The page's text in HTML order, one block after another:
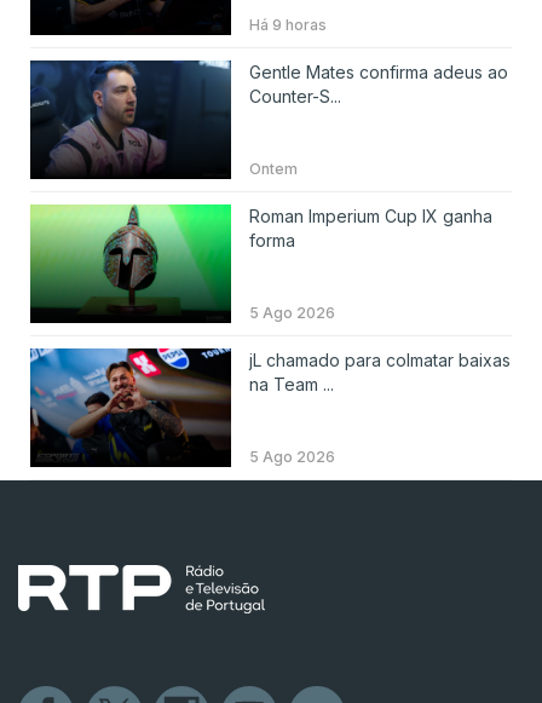
Há 9 horas
Gentle Mates confirma adeus ao
Counter-S...
Ontem
Roman Imperium Cup IX ganha
forma
5 Ago 2026
jL chamado para colmatar baixas
na Team ...
5 Ago 2026